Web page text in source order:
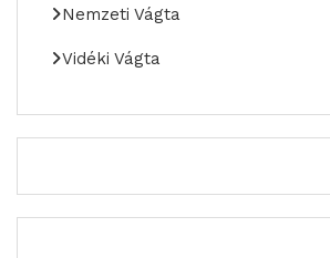
Nemzeti Vágta
Vidéki Vágta